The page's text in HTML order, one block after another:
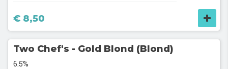
€ 8,50
Two Chef's - Gold Blond (Blond)
6.5%